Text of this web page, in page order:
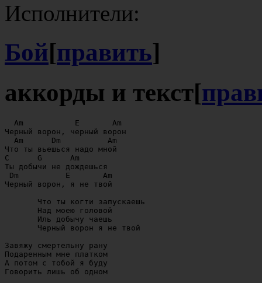
Исполнители:
Бой[править]
аккорды и текст[
  Am	       E       Am
Черный ворон, черный ворон
  Am	  Dm	      Am
Что ты вьешься надо мной
C      G      Am
Ты добычи не дождешься
Dm	     E       Am
Черный ворон, я не твой
       Что ты когти запускаешь
       Над моею головой
       Иль добычу чаешь
       Черный ворон я не твой
Завяжу смертельну рану
Подаренным мне платком
А потом с тобой я буду
Говорить лишь об одном